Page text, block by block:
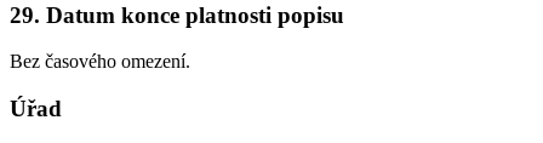
29. Datum konce platnosti popisu
Bez časového omezení.
Úřad